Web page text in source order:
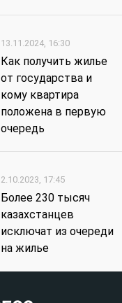
13.11.2024, 16:30
Как получить жилье
от государства и
кому квартира
положена в первую
очередь
2.10.2023, 17:45
Более 230 тысяч
казахстанцев
исключат из очереди
на жилье